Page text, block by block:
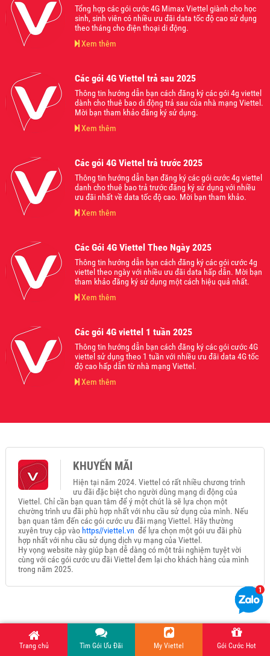
Tổng hợp các gói cước 4G Mimax Viettel giành cho học
sinh, sinh viên có nhiều ưu đãi data tốc độ cao sử dụng
theo tháng cho điện thoại di động.
Xem thêm
Các gói 4G Viettel trả sau 2025
Thông tin hướng dẫn bạn cách đăng ký các gói 4g viettel
dành cho thuê bao di động trả sau của nhà mạng Viettel.
Mời bạn tham khảo đăng ký sử dụng.
Xem thêm
Các gói 4G Viettel trả trước 2025
Thông tin hướng dẫn bạn đăng ký các gói cước 4g viettel
danh cho thuê bao trả trước đăng ký sử dụng với nhiều
ưu đãi nhất về data tốc độ cao. Mời bạn tham khảo.
Xem thêm
Các Gói 4G Viettel Theo Ngày 2025
Thông tin hướng dẫn bạn cách đăng ký các gói cước 4g
viettel theo ngày với nhiều ưu đãi data hấp dẫn. Mời bạn
tham khảo đăng ký sử dụng một cách hiệu quả nhất.
Xem thêm
Các gói 4G viettel 1 tuần 2025
Thông tin hướng dẫn bạn cách đăng ký các gói cước 4G
viettel sử dụng theo 1 tuần với nhiều ưu đãi data 4G tốc
độ cao hấp dẫn từ nhà mạng Viettel.
Xem thêm
KHUYẾN MÃI
Hiện tại năm 2024. Viettel có rất nhiều chương trình
ưu đãi đặc biệt cho người dùng mạng di động của
Viettel. Chỉ cần bạn quan tâm để ý một chút là sẽ lựa chọn một
chường trình ưu đãi phù hợp nhất với nhu cầu sử dụng của mình. Nếu
bạn quan tâm đến các gói cước ưu đãi mạng Viettel. Hãy thường
xuyên truy cập vào https//viettel.vn để lựa chọn một gói ưu đãi phù
hợp nhất với nhu cầu sử dụng dịch vụ mạng của Viettel.
Hy vọng website này giúp bạn dễ dàng có một trải nghiệm tuyệt vời
cùng với các gói cước ưu đãi Viettel đem lại cho khách hàng của mình
trong năm 2025.
TIN TỨC
Trang chủ Tìm Gói Ưu Đãi My Viettel Gói Cước Hot